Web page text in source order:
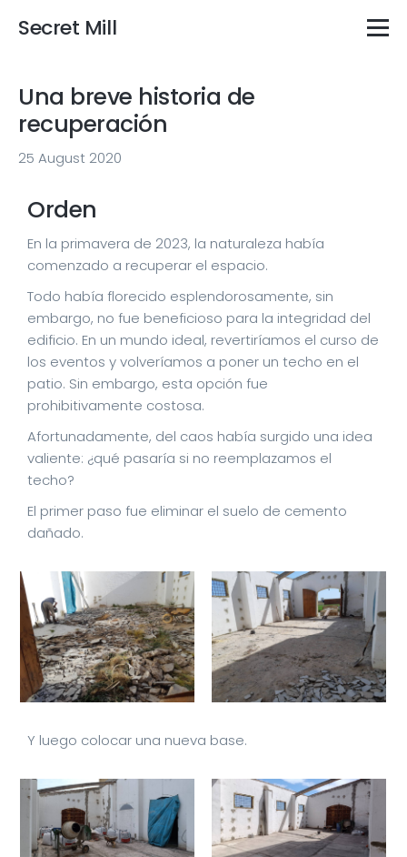
Secret Mill
Una breve historia de
recuperación
25 August 2020
Orden
En la primavera de 2023, la naturaleza había
comenzado a recuperar el espacio.
Todo había florecido esplendorosamente, sin
embargo, no fue beneficioso para la integridad del
edificio. En un mundo ideal, revertiríamos el curso de
los eventos y volveríamos a poner un techo en el
patio. Sin embargo, esta opción fue
prohibitivamente costosa.
Afortunadamente, del caos había surgido una idea
valiente: ¿qué pasaría si no reemplazamos el
techo?
El primer paso fue eliminar el suelo de cemento
dañado.
Y luego colocar una nueva base.